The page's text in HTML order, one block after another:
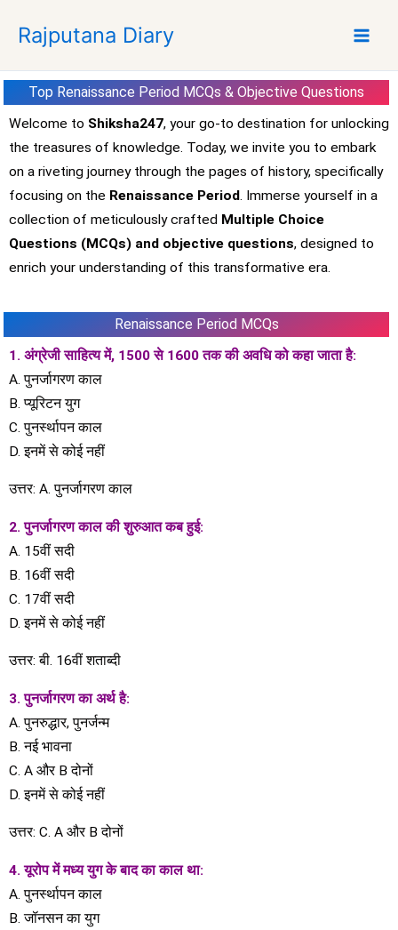
p
Rajputana Diary
Top Renaissance Period MCQs & Objective Questions
Welcome to Shiksha247, your go-to destination for unlocking
the treasures of knowledge. Today, we invite you to embark
on a riveting journey through the pages of history, specifically
focusing on the Renaissance Period. Immerse yourself in a
collection of meticulously crafted Multiple Choice
Questions (MCQs) and objective questions, designed to
enrich your understanding of this transformative era.
Renaissance Period MCQs
1. अंग्रेजी साहित्य में, 1500 से 1600 तक की अवधि को कहा जाता है:
A. पुनर्जागरण काल
​​B. प्यूरिटन युग
C. पुनर्स्थापन काल
D. इनमें से कोई नहीं
उत्तर: A. पुनर्जागरण काल
2. पुनर्जागरण काल ​​की शुरुआत कब हुई:
A. 15वीं सदी
B. 16वीं सदी
C. 17वीं सदी
D. इनमें से कोई नहीं
उत्तर: बी. 16वीं शताब्दी
3. पुनर्जागरण का अर्थ है:
A. पुनरुद्धार, पुनर्जन्म
B. नई भावना
C. A और B दोनों
D. इनमें से कोई नहीं
उत्तर: C. A और B दोनों
4. यूरोप में मध्य युग के बाद का काल था:
A. पुनर्स्थापन काल
B. जॉनसन का युग